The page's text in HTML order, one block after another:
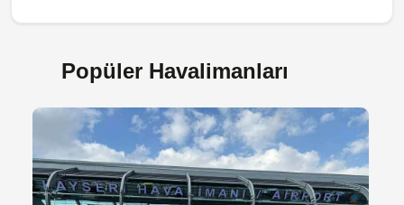
Popüler Havalimanları